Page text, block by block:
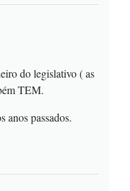
do legislativo ( as
TEM.
anos passados.